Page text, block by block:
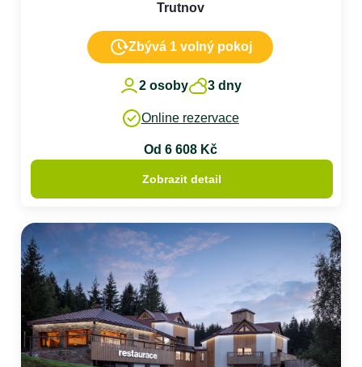
Trutnov
Zbývá 1 volný pokoj
2 osoby 3 dny
Online rezervace
Od 6 608 Kč
Zobrazit detail